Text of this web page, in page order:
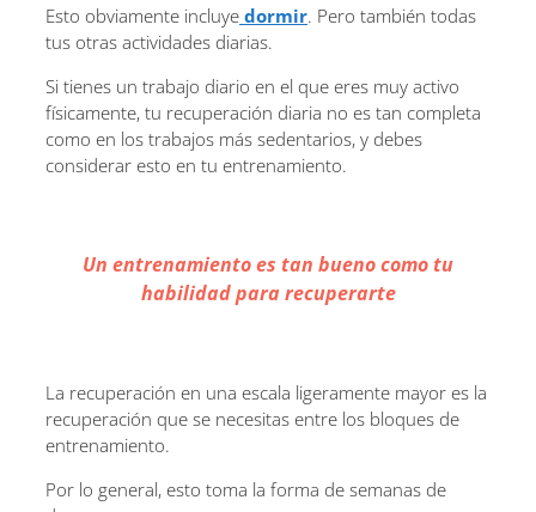
Esto obviamente incluye dormir. Pero también todas
tus otras actividades diarias.
Si tienes un trabajo diario en el que eres muy activo
físicamente, tu recuperación diaria no es tan completa
como en los trabajos más sedentarios, y debes
considerar esto en tu entrenamiento.
Un entrenamiento es tan bueno como tu
habilidad para recuperarte
La recuperación en una escala ligeramente mayor es la
recuperación que se necesitas entre los bloques de
entrenamiento.
Por lo general, esto toma la forma de semanas de